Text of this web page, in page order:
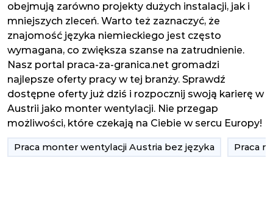
obejmują zarówno projekty dużych instalacji, jak i
mniejszych zleceń. Warto też zaznaczyć, że
znajomość języka niemieckiego jest często
wymagana, co zwiększa szanse na zatrudnienie.
Nasz portal praca-za-granica.net gromadzi
najlepsze oferty pracy w tej branży. Sprawdź
dostępne oferty już dziś i rozpocznij swoją karierę w
Austrii jako monter wentylacji. Nie przegap
możliwości, które czekają na Ciebie w sercu Europy!
Praca monter wentylacji Austria bez języka Praca